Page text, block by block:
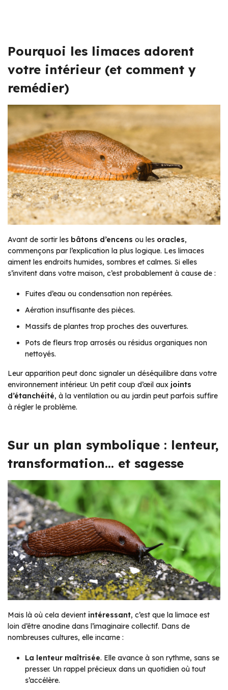
Pourquoi les limaces adorent
votre intérieur (et comment y
remédier)
Avant de sortir les bâtons d’encens ou les oracles,
commençons par l’explication la plus logique. Les limaces
aiment les endroits humides, sombres et calmes. Si elles
s’invitent dans votre maison, c’est probablement à cause de :
Fuites d’eau ou condensation non repérées.
Aération insuffisante des pièces.
Massifs de plantes trop proches des ouvertures.
Pots de fleurs trop arrosés ou résidus organiques non
nettoyés.
Leur apparition peut donc signaler un déséquilibre dans votre
environnement intérieur. Un petit coup d’œil aux joints
d’étanchéité, à la ventilation ou au jardin peut parfois suffire
à régler le problème.
Sur un plan symbolique : lenteur,
transformation… et sagesse
Mais là où cela devient intéressant, c’est que la limace est
loin d’être anodine dans l’imaginaire collectif. Dans de
nombreuses cultures, elle incarne :
La lenteur maîtrisée. Elle avance à son rythme, sans se
presser. Un rappel précieux dans un quotidien où tout
s’accélère.